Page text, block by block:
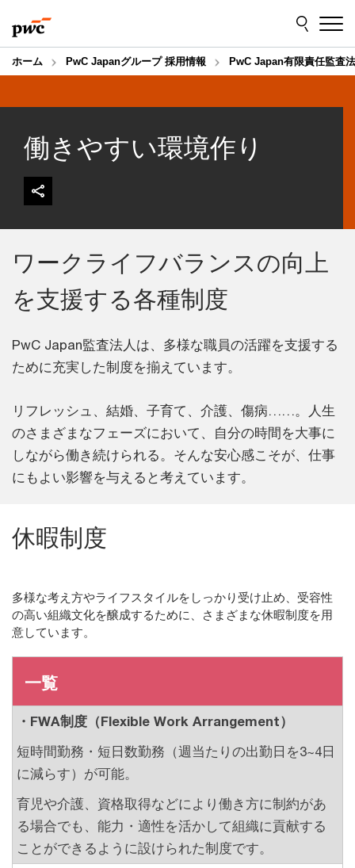
to
content
to
footer
ホーム PwC Japanグループ 採用情報 PwC Japan有限責任監査
働きやすい環境作り
ワークライフバランスの向上
を支援する各種制度
PwC Japan監査法人は、多様な職員の活躍を支援する
ために充実した制度を揃えています。
リフレッシュ、結婚、子育て、介護、傷病……。人生
のさまざまなフェーズにおいて、自分の時間を大事に
しながら働き続けられる。そんな安心感こそが、仕事
にもよい影響を与えると考えています。
休暇制度
多様な考え方やライフスタイルをしっかり受け止め、受容性
の高い組織文化を醸成するために、さまざまな休暇制度を用
意しています。
一覧
・FWA制度（Flexible Work Arrangement）
短時間勤務・短日数勤務（週当たりの出勤日を3~4日
に減らす）が可能。
育児や介護、資格取得などにより働き方に制約があ
る場合でも、能力・適性を活かして組織に貢献する
ことができるように設けられた制度です。